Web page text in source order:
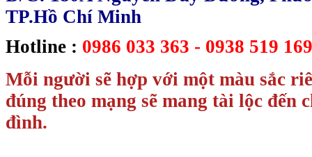
TP.Hồ Chí Minh
Hotline : 0986 033 363 - 0938 519
Mỗi người sẽ hợp với một màu sắc
đúng theo mạng sẽ mang tài lộc đến
đình.